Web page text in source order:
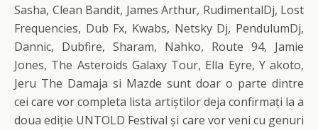
Sasha, Clean Bandit, James Arthur, RudimentalDj, Lost
Frequencies, Dub Fx, Kwabs, Netsky Dj, PendulumDj,
Dannic, Dubfire, Sharam, Nahko, Route 94, Jamie
Jones, The Asteroids Galaxy Tour, Ella Eyre, Y akoto,
Jeru The Damaja si Mazde sunt doar o parte dintre
cei care vor completa lista artiștilor deja confirmați la a
doua ediție UNTOLD Festival și care vor veni cu genuri